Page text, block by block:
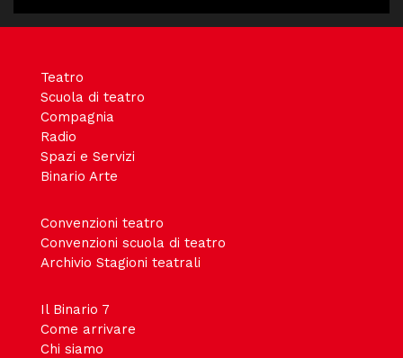
Teatro
Scuola di teatro
Compagnia
Radio
Spazi e Servizi
Binario Arte
Convenzioni teatro
Convenzioni scuola di teatro
Archivio Stagioni teatrali
Il Binario 7
Come arrivare
Chi siamo